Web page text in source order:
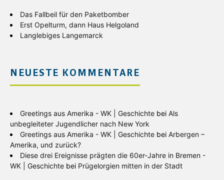
Das Fallbeil für den Paketbomber
Erst Opelturm, dann Haus Helgoland
Langlebiges Langemarck
NEUESTE KOMMENTARE
Greetings aus Amerika - WK | Geschichte bei Als
unbegleiteter Jugendlicher nach New York
Greetings aus Amerika - WK | Geschichte bei Arbergen –
Amerika, und zurück?
Diese drei Ereignisse prägten die 60er-Jahre in Bremen -
WK | Geschichte bei Prügelorgien mitten in der Stadt